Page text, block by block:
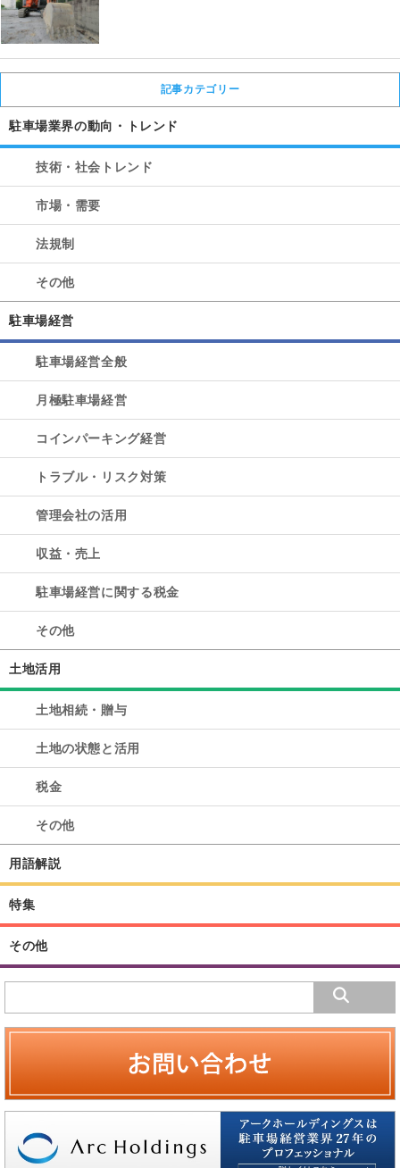
記事カテゴリー
駐車場業界の動向・トレンド
技術・社会トレンド
市場・需要
法規制
その他
駐車場経営
駐車場経営全般
月極駐車場経営
コインパーキング経営
トラブル・リスク対策
管理会社の活用
収益・売上
駐車場経営に関する税金
その他
土地活用
土地相続・贈与
土地の状態と活用
税金
その他
用語解説
特集
その他